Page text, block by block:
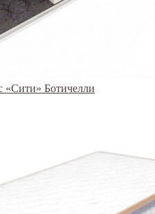
«Сити» Ботичелли